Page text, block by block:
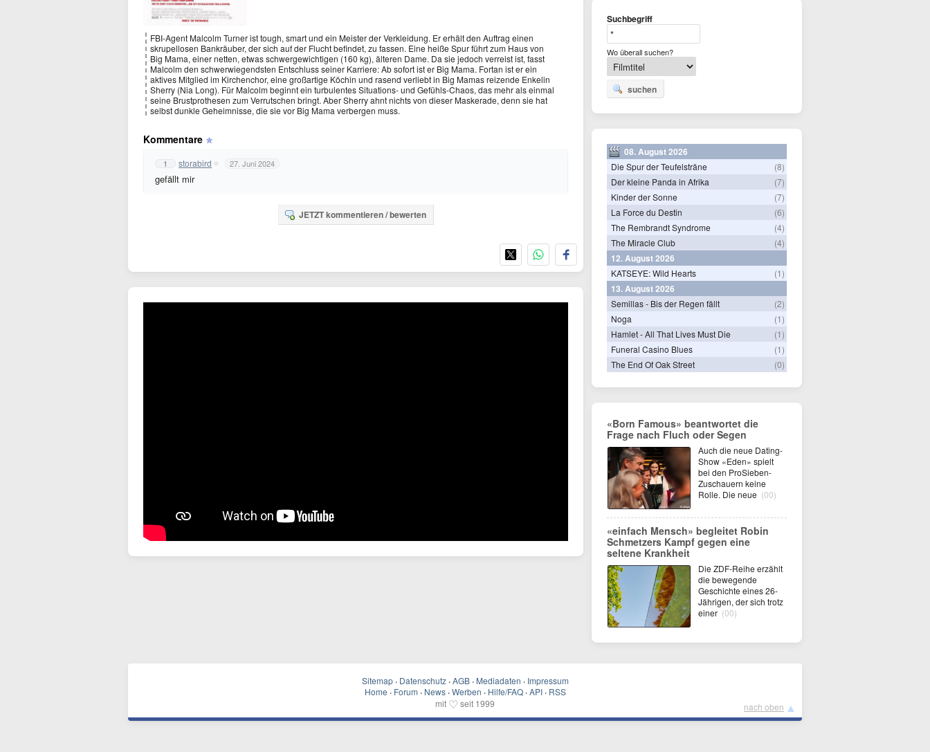
FBI-Agent Malcolm Turner ist tough, smart und ein Meister der Verkleidung. Er erhält den Auftrag einen
skrupellosen Bankräuber, der sich auf der Flucht befindet, zu fassen. Eine heiße Spur führt zum Haus von
Big Mama, einer netten, etwas schwergewichtigen (160 kg), älteren Dame. Da sie jedoch verreist ist, fasst
Malcolm den schwerwiegendsten Entschluss seiner Karriere: Ab sofort ist er Big Mama. Fortan ist er ein
aktives Mitglied im Kirchenchor, eine großartige Köchin und rasend verliebt in Big Mamas reizende Enkelin
Sherry (Nia Long). Für Malcolm beginnt ein turbulentes Situations- und Gefühls-Chaos, das mehr als einmal
seine Brustprothesen zum Verrutschen bringt. Aber Sherry ahnt nichts von dieser Maskerade, denn sie hat
selbst dunkle Geheimnisse, die sie vor Big Mama verbergen muss.
Kommentare
1 storabird 27. Juni 2024
gefällt mir
JETZT kommentieren / bewerten
Suchbegriff
Wo überall suchen?
suchen
08. August 2026
Die Spur der Teufelsträne
(8)
Der kleine Panda in Afrika
(7)
Kinder der Sonne
(7)
La Force du Destin
(6)
The Rembrandt Syndrome
(4)
The Miracle Club
(4)
12. August 2026
KATSEYE: Wild Hearts (1)
13. August 2026
Semillas - Bis der Regen fällt
(2)
Noga
(1)
Hamlet - All That Lives Must Die
(1)
Funeral Casino Blues
(1)
The End Of Oak Street
(0)
«Born Famous» beantwortet die
Frage nach Fluch oder Segen
Auch die neue Dating-
Show «Eden» spielt
bei den ProSieben-
Zuschauern keine
Rolle. Die neue (00)
«einfach Mensch» begleitet Robin
Schmetzers Kampf gegen eine
seltene Krankheit
Die ZDF-Reihe erzählt
die bewegende
Geschichte eines 26-
Jährigen, der sich trotz
einer (00)
Sitemap · Datenschutz · AGB · Mediadaten · Impressum
Home · Forum · News · Werben · Hilfe/FAQ · API · RSS
mit ♡ seit 1999 nach oben ▲